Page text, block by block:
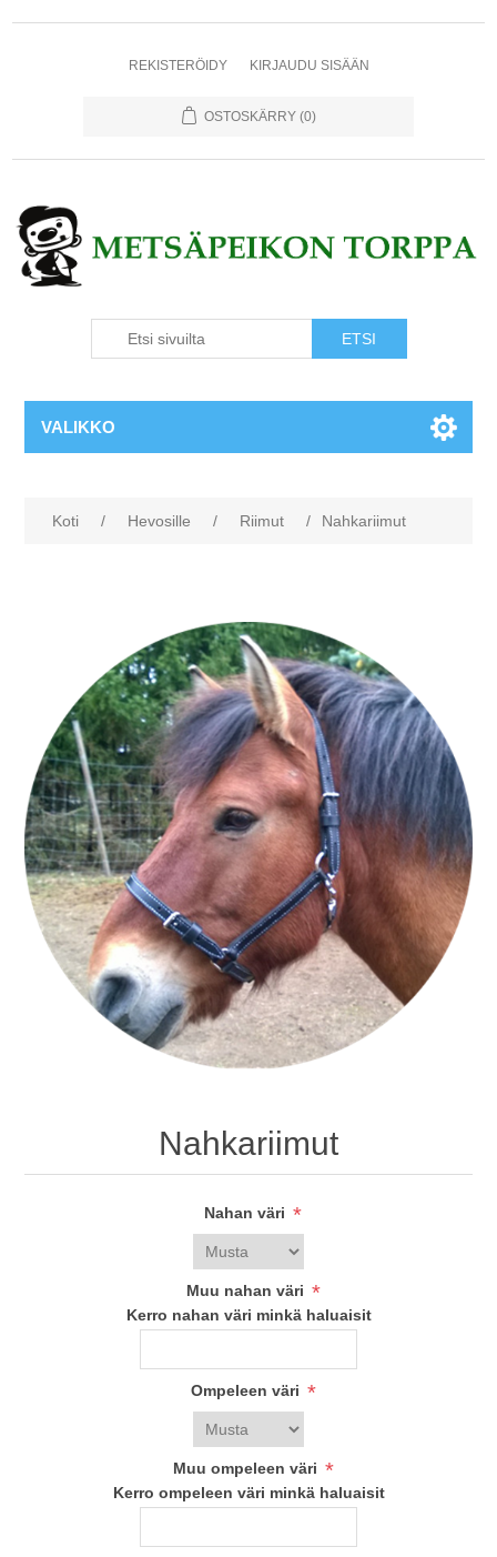
REKISTERÖIDY KIRJAUDU SISÄÄN
OSTOSKÄRRY (0)
VALIKKO
Koti / Hevosille / Riimut / Nahkariimut
Nahkariimut
Nahan väri *
Muu nahan väri *
Kerro nahan väri minkä haluaisit
Ompeleen väri *
Muu ompeleen väri *
Kerro ompeleen väri minkä haluaisit